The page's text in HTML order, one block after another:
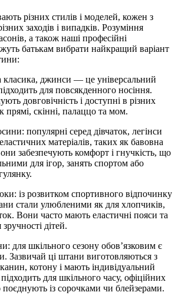
різних стилів і моделей, кожен з
заходів і випадків. Розуміння
а також наші професійні
батькам вибрати найкращий варіант
класика, джинси — це універсальний
для повсякденного носіння.
довговічність і доступні в різних
прямі, скінні, палаццо та мом.
популярні серед дівчаток, легінси
матеріалів, таких як бавовна
забезпечують комфорт і гнучкість, що
для ігор, занять спортом або
із розвитком спортивного відпочинку
стали улюбленими як для хлопчиків,
Вони часто мають еластичні пояси та
дітей.
для шкільного сезону обов’язковим є
Зазвичай ці штани виготовляються з
котону і мають індивідуальний
для шкільного часу, офіційних
поєднують із сорочками чи блейзерами.